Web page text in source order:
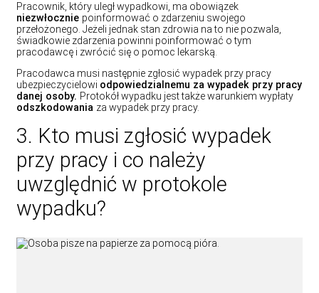
Pracownik, który uległ wypadkowi, ma obowiązek
niezwłocznie poinformować o zdarzeniu swojego
przełożonego. Jeżeli jednak stan zdrowia na to nie pozwala,
świadkowie zdarzenia powinni poinformować o tym
pracodawcę i zwrócić się o pomoc lekarską.
Pracodawca musi następnie zgłosić wypadek przy pracy
ubezpieczycielowi odpowiedzialnemu za wypadek przy pracy
danej osoby. Protokół wypadku jest także warunkiem wypłaty
odszkodowania za wypadek przy pracy.
3. Kto musi zgłosić wypadek
przy pracy i co należy
uwzględnić w protokole
wypadku?